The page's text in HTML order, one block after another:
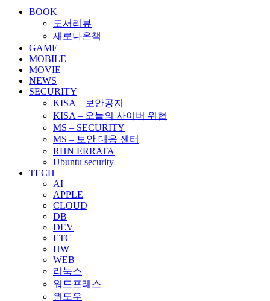
BOOK
도서리뷰
새로나온책
GAME
MOBILE
MOVIE
NEWS
SECURITY
KISA – 보안공지
KISA – 오늘의 사이버 위협
MS – SECURITY
MS – 보안 대응 센터
RHN ERRATA
Ubuntu security
TECH
AI
APPLE
CLOUD
DB
DEV
ETC
HW
WEB
리눅스
워드프레스
윈도우